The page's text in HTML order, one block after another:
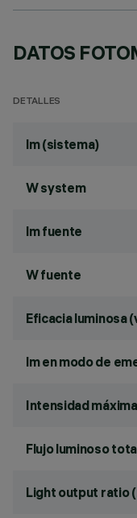
DATOS
DETALLES
lm (sistema)
W system
lm fuente
W fuente
Eficacia luminosa
lm en modo de
Intensidad
Flujo luminoso
Light output ratio